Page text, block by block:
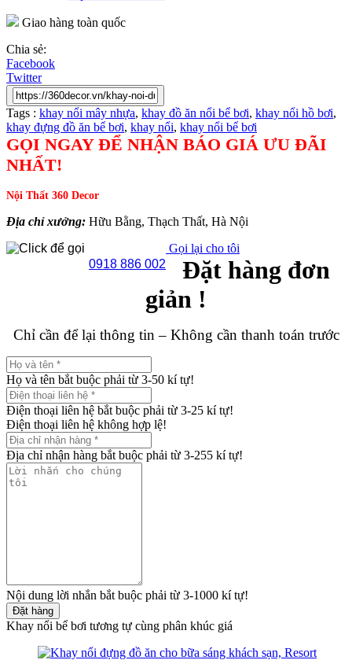
Giao hàng toàn quốc
Chia sẻ:
Facebook
Twitter
Tags : khay nổi mây nhựa, khay đồ ăn nổi bể bơi, khay nổi hồ bơi,
khay đựng đồ ăn bể bơi, khay nổi, khay nổi bể bơi
GỌI NGAY ĐỂ NHẬN BÁO GIÁ ƯU ĐÃI
NHẤT!
Nội Thất 360 Decor
Địa chỉ xưởng: Hữu Bằng, Thạch Thất, Hà Nội
0918 886 002
Gọi lại cho tôi
Đặt hàng đơn
giản !
Chỉ cần để lại thông tin – Không cần thanh toán trước
Họ và tên bắt buộc phải từ 3-50 kí tự!
Điện thoại liên hệ bắt buộc phải từ 3-25 kí tự!
Điện thoại liên hệ không hợp lệ!
Địa chỉ nhận hàng bắt buộc phải từ 3-255 kí tự!
Nội dung lời nhắn bắt buộc phải từ 3-1000 kí tự!
Đặt hàng
Khay nổi bể bơi tương tự cùng phân khúc giá